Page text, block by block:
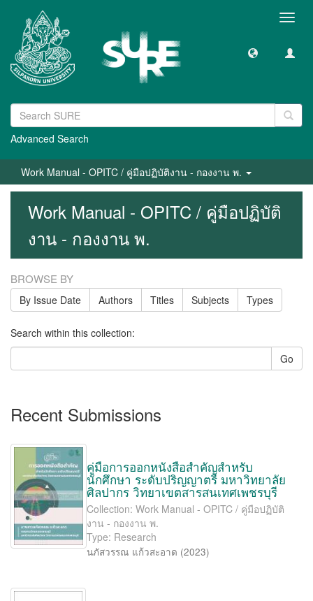
Advanced Search
Work Manual - OPITC / คู่มือปฏิบัติงาน - กองงาน พ.
Work Manual - OPITC / คู่มือปฏิบัติ
งาน - กองงาน พ.
BROWSE BY
By Issue Date Authors Titles Subjects Types
Search within this collection:
Go
Recent Submissions
คู่มือการออกหนังสือสำคัญสำหรับ
นักศึกษา ระดับปริญญาตรี มหาวิทยาลัย
ศิลปากร วิทยาเขตสารสนเทศเพชรบุรี
Collection: Work Manual - OPITC / คู่มือปฏิบัติ
งาน - กองงาน พ.
Type: Research
นภัสวรรณ แก้วสะอาด (2023)